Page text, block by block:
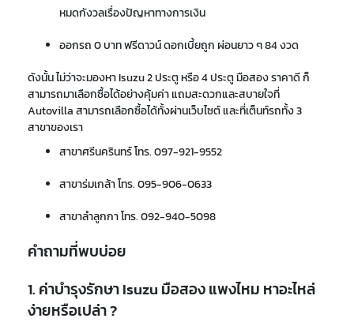
หมดกังวลเรื่องปัญหาทางการเงิน
ออกรถ 0 บาท ฟรีดาวน์ ดอกเบี้ยถูก ผ่อนยาว ๆ 84 งวด
ดังนั้น ไม่ว่าจะมองหาIsuzu2 ประตู หรือ4 ประตู มือสองราคาดีก็
สามารถมาเลือกซื้อได้อย่างคุ้มค่า แถมสะดวกและสบายใจที่
Autovillaสามารถเลือกซื้อได้ทั้งผ่านเว็บไซต์ และที่เต็นท์รถทั้ง 3
สาขาของเรา
สาขาศรีนครินทร์ โทร.097-921-9552
สาขาร่มเกล้า โทร.095-906-0633
สาขาลำลูกกา โทร.092-940-5098
คำถามที่พบบ่อย
1. ค่าบำรุงรักษา Isuzu มือสอง แพงไหม หาอะไหล่
ง่ายหรือเปล่า ?